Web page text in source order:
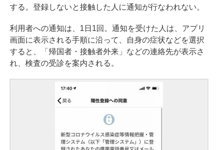
する。登録しないと接触した人に通知が行なわれない。
利用者への通知は、1日1回。通知を受けた人は、アプリ
画面に表示される手順に沿って、自身の症状などを選択
すると、「帰国者・接触者外来」などの連絡先が表示さ
れ、検査の受診を案内される。